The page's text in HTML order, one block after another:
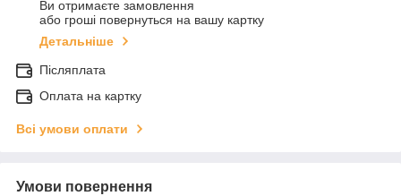
Ви отримаєте замовлення
або гроші повернуться на вашу картку
Детальніше
Післяплата
Оплата на картку
Всі умови оплати
Умови повернення